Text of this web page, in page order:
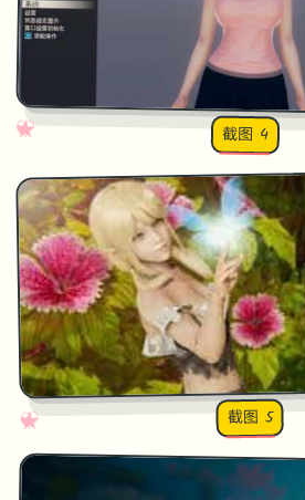
✧
♡
★
♥ 截图 4
✧
♡
★
♥ 截图 5